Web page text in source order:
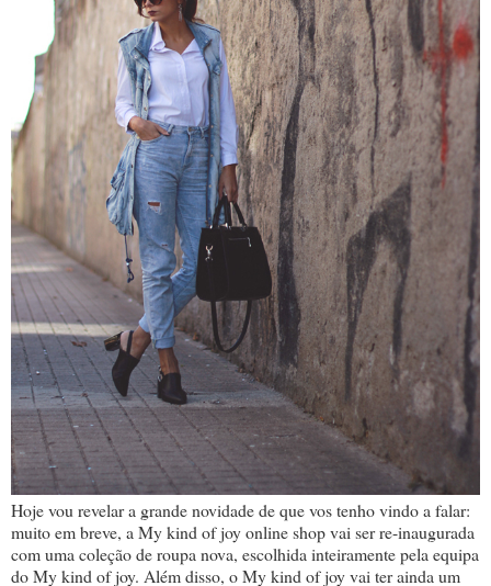
Hoje vou revelar a grande novidade de que vos tenho vindo a falar:
muito em breve, a My kind of joy online shop vai ser re-inaugurada
com uma coleção de roupa nova, escolhida inteiramente pela equipa
do My kind of joy. Além disso, o My kind of joy vai ter ainda um